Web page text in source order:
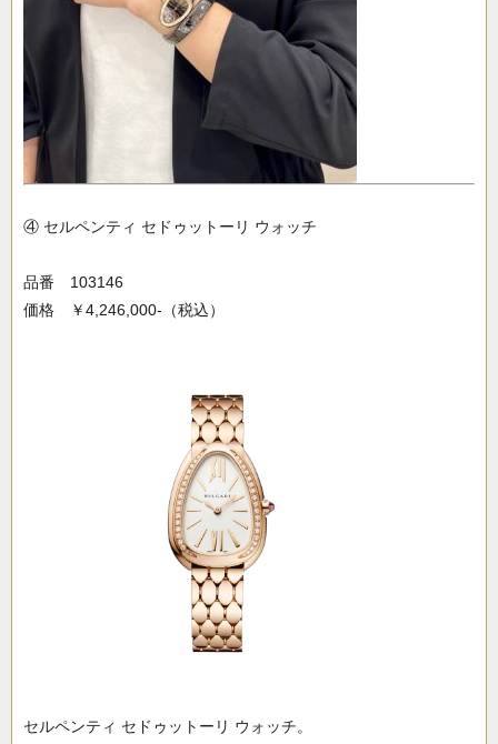
④ セルペンティ セドゥットーリ ウォッチ
品番 103146
価格 ￥4,246,000-（税込）
セルペンティ セドゥットーリ ウォッチ。